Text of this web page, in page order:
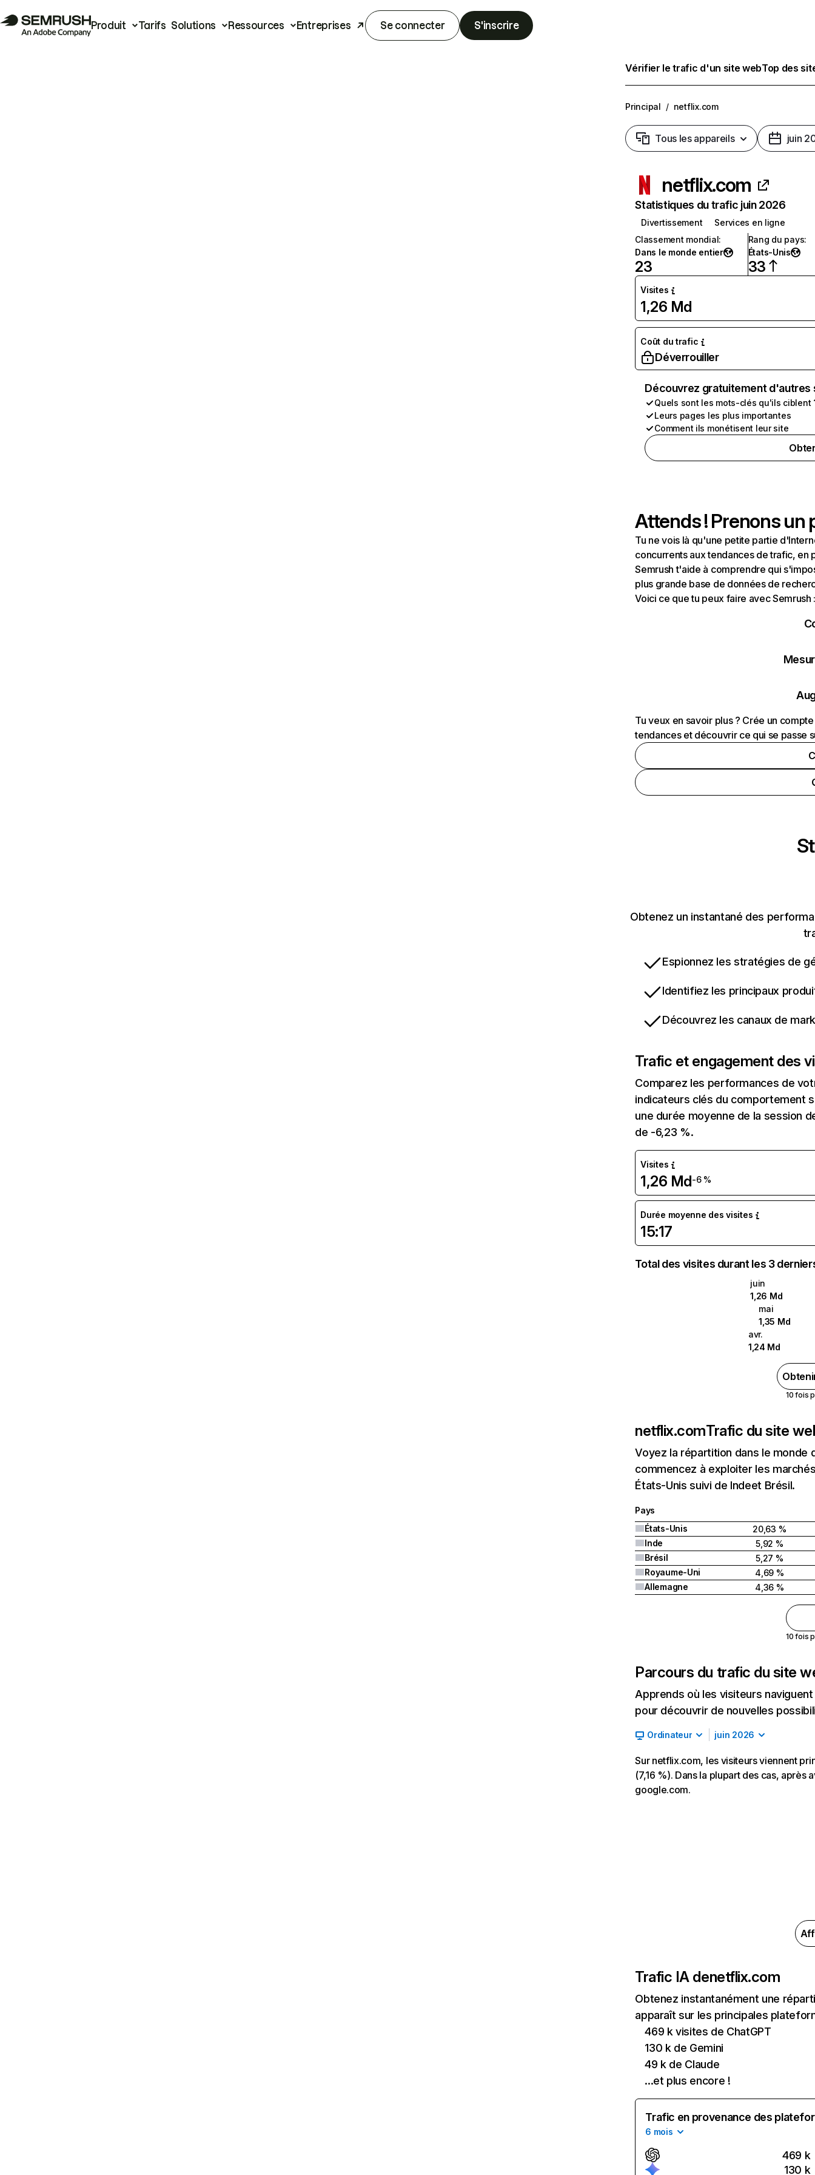
Produit Tarifs Solutions Ressources Entreprises Se connecter S'inscrire
Vérifier le trafic d'un site webTop des
Principal / netflix.com
Tous les appareils juin
netflix.com
Statistiques du trafic juin 2026
Divertissement
Services en ligne
Classement mondial:
Dans le monde entier
23
Rang du pays:
États-Unis
33
Visites
1,26 Md
Coût du trafic
Déverrouiller
Découvrez gratuitement
Quels sont les mots-clés qu'ils ciblent
Leurs pages les plus importantes
Comment ils monétisent leur site
Attends ! Prenons un
Tu ne vois là qu'une petite partie
concurrents aux tendances de trafic, en
Semrush t'aide à comprendre qui
plus grande base de données de
Voici ce que tu peux faire avec Semrush
Tu veux en savoir plus ? Crée un
tendances et découvrir ce qui se passe
Obtenez un instantané des
Espionnez les stratégies de
Identifiez les principaux
Découvrez les canaux de
Trafic et engagement des
Comparez les performances de
indicateurs clés du comportement
une durée moyenne de la session
de -6,23 %.
Visites
1,26 Md-6 %
Durée moyenne des visites
15:17
Total des visites durant les 3
juin
1,26 Md
mai
1,35 Md
avr.
1,24 Md
10 fois
netflix.comTrafic du site
Voyez la répartition dans le
commencez à exploiter les
États-Unis suivi de Indeet Brésil.
Pays
États-Unis
20,63 %
Inde
5,92 %
Brésil
5,27 %
Royaume-Uni
4,69 %
Allemagne
4,36 %
10 fois
Parcours du trafic du site
Apprends où les visiteurs
pour découvrir de nouvelles
Ordinateur juin 2026
Sur netflix.com, les visiteurs viennent
(7,16 %). Dans la plupart des cas,
google.com.
Trafic IA denetflix.com
Obtenez instantanément une
apparaît sur les principales
469 k visites de ChatGPT
130 k de Gemini
49 k de Claude
...et plus encore !
Trafic en provenance des
6 mois
469 k
130 k